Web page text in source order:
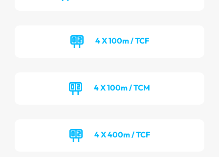
4 X 100m / TCF
4 X 100m / TCM
4 X 400m / TCF